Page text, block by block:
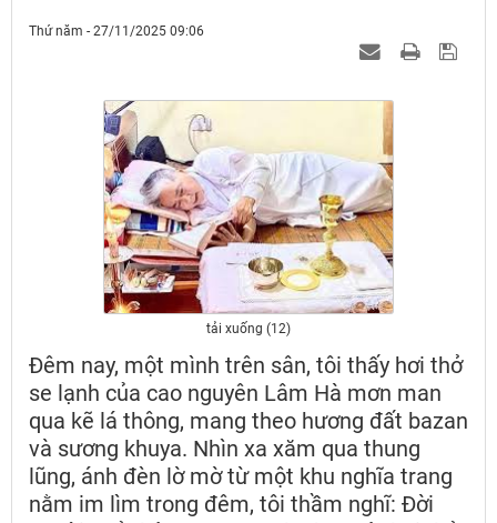
Thứ năm - 27/11/2025 09:06
tải xuống (12)
Đêm nay, một mình trên sân, tôi thấy hơi thở
se lạnh của cao nguyên Lâm Hà mơn man
qua kẽ lá thông, mang theo hương đất bazan
và sương khuya. Nhìn xa xăm qua thung
lũng, ánh đèn lờ mờ từ một khu nghĩa trang
nằm im lìm trong đêm, tôi thầm nghĩ: Đời